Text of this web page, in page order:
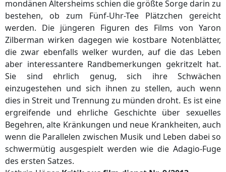
mondänen Altersheims schien die größte Sorge darin zu
bestehen, ob zum Fünf-Uhr-Tee Plätzchen gereicht
werden. Die jüngeren Figuren des Films von Yaron
Zilberman wirken dagegen wie kostbare Notenblätter,
die zwar ebenfalls welker wurden, auf die das Leben
aber interessantere Randbemerkungen gekritzelt hat.
Sie sind ehrlich genug, sich ihre Schwächen
einzugestehen und sich ihnen zu stellen, auch wenn
dies in Streit und Trennung zu münden droht. Es ist eine
ergreifende und ehrliche Geschichte über sexuelles
Begehren, alte Kränkungen und neue Krankheiten, auch
wenn die Parallelen zwischen Musik und Leben dabei so
schwermütig ausgespielt werden wie die Adagio-Fuge
des ersten Satzes.